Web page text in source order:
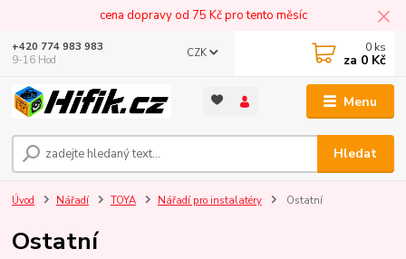
cena dopravy od 75 Kč pro tento měsíc
Menu
CZK
Hledat
+420 774 983 983
9-16 Hod
0 ks
za 0 Kč
Úvod Nářadí TOYA Nářadí pro instalatéry Ostatní
Ostatní